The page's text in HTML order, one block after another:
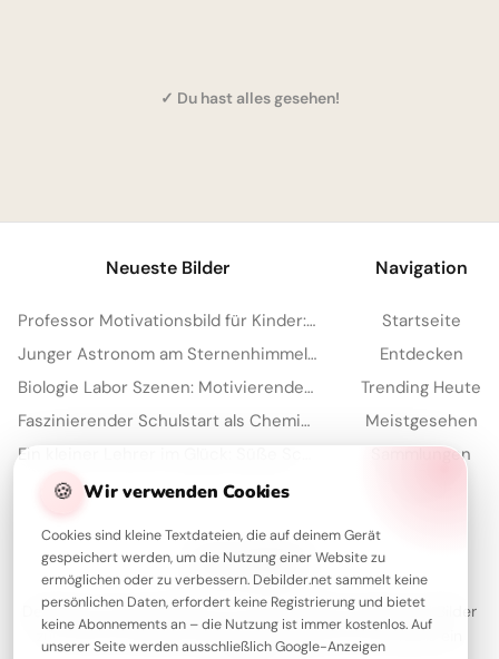
✓ Du hast alles gesehen!
🍪 Wir verwenden Cookies
Cookies sind kleine Textdateien, die auf deinem Gerät
gespeichert werden, um die Nutzung einer Website zu
ermöglichen oder zu verbessern. Debilder.net sammelt keine
persönlichen Daten, erfordert keine Registrierung und bietet
keine Abonnements an – die Nutzung ist immer kostenlos. Auf
unserer Seite werden ausschließlich Google-Anzeigen
Neueste Bilder
Professor Motivationsbild für Kinder: Lerne Lust für Instagram Stories und Schule
Junger Astronom am Sternenhimmel: Motivierende Schulstartbilder für Instagram und Träume
Biologie Labor Szenen: Motivierende Schulstart Grafiken und Lernbilder für YouTube
Faszinierender Schulstart als Chemiker: Entdecke die Welt für WhatsApp!
Navigation
Startseite
Entdecken
Trending Heute
Meistgesehen
Sammlungen
Über Debilder
Debilder ist deine Plattform für die schönsten Grüße und Bilder
zum Teilen. Entdecke unsere Sammlung und verschenke ein